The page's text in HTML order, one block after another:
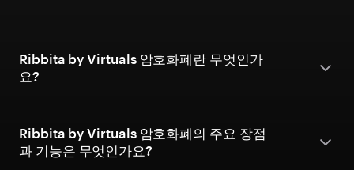
Ribbita by Virtuals 암호화폐란 무엇인가
요?
Ribbita by Virtuals 암호화폐의 주요 장점
과 기능은 무엇인가요?